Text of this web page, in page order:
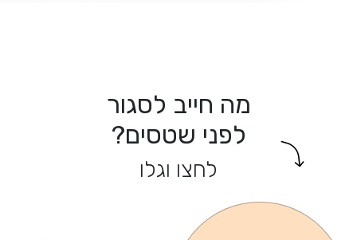
מה חייב לסגור
לפני שטסים?
לחצו וגלו